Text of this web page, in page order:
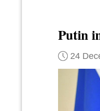
Putin
24